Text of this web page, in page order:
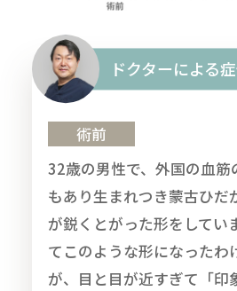
ドクターによる
術前
32歳の男性で、外国の血筋
もあり生まれつき蒙古ひだ
が鋭くとがった形をしてい
てこのような形になったわ
が、目と目が近すぎて「印